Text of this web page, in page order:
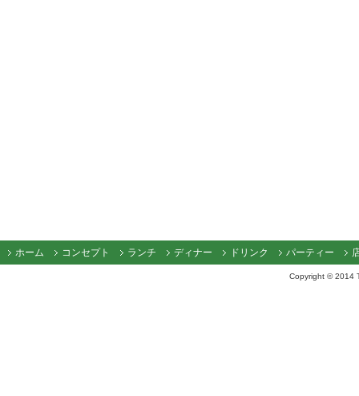
ホーム コンセプト ランチ ディナー ドリンク パーティー
Copyright © 2014